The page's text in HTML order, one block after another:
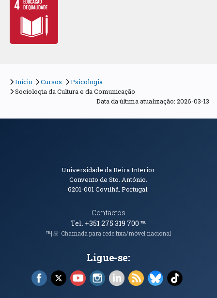
Início Cursos
Psicologia
Sociologia da Cultura e da Comunicação
Data da última atualização: 2026-03-13
Informações de Contacto
Universidade da Beira Interior
Convento de Sto. António.
6201-001Covilhã. Portugal.
Contactos
Tel. +351 275 319 700℡
℡|☏ Chamada para rede fixa/móvel nacional
Ligue-se:
Facebook (abre em nova janela)
X (abre em nova janela)
YouTube (abre em nova janela)
Instagram (abre em nova janela)
LinkedIn (abre em nova
RSS (abre em nova
Bluesky (abre
TikTok